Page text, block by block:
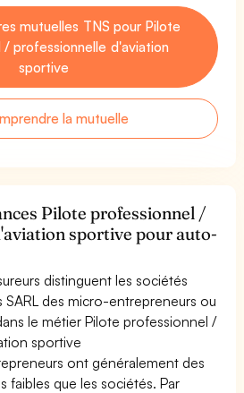
mutuelles TNS pour Pilote
/ professionnelle d'aviation
sportive
la mutuelle
Pilote professionnel /
sportive pour auto-
distinguent les sociétés
SARL des micro-entrepreneurs ou
le métier Pilote professionnel /
sportive
ont généralement des
faibles que les sociétés. Par